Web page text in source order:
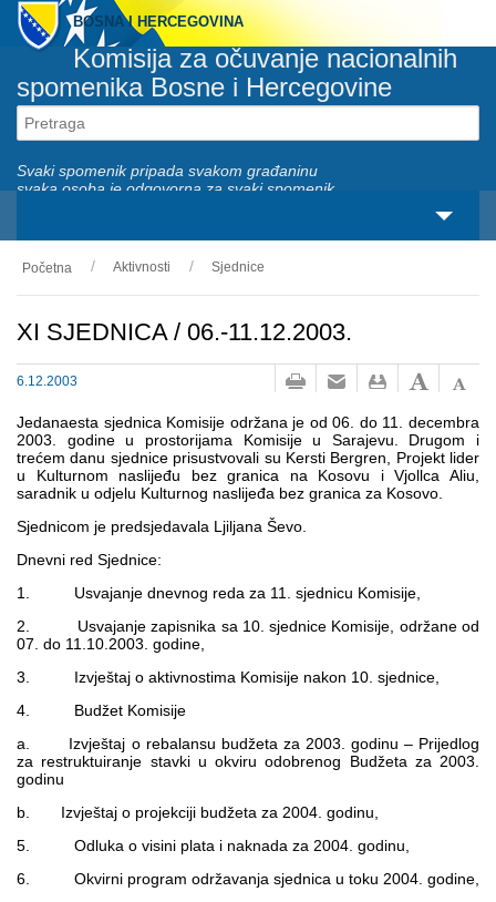
BOSNA I HERCEGOVINA
Komisija za očuvanje nacionalnih
spomenika Bosne i Hercegovine
Svaki spomenik pripada svakom građaninu
svaka osoba je odgovorna za svaki spomenik
O nama
Aktivnosti
Nacionalni spomenici
Servisi
Multimedija
Početna Aktivnosti Sjednice
XI SJEDNICA / 06.-11.12.2003.
6.12.2003
Jedanaesta sjednica Komisije održana je od 06. do 11. decembra
2003. godine u prostorijama Komisije u Sarajevu. Drugom i
trećem danu sjednice prisustvovali su Kersti Bergren, Projekt lider
u Kulturnom naslijeđu bez granica na Kosovu i Vjollca Aliu,
saradnik u odjelu Kulturnog naslijeđa bez granica za Kosovo.
Sjednicom je predsjedavala Ljiljana Ševo.
Dnevni red Sjednice:
1. Usvajanje dnevnog reda za 11. sjednicu Komisije,
2. Usvajanje zapisnika sa 10. sjednice Komisije, održane od
07. do 11.10.2003. godine,
3. Izvještaj o aktivnostima Komisije nakon 10. sjednice,
4. Budžet Komisije
a. Izvještaj o rebalansu budžeta za 2003. godinu – Prijedlog
za restruktuiranje stavki u okviru odobrenog Budžeta za 2003.
godinu
b. Izvještaj o projekciji budžeta za 2004. godinu,
5. Odluka o visini plata i naknada za 2004. godinu,
6. Okvirni program održavanja sjednica u toku 2004. godine,